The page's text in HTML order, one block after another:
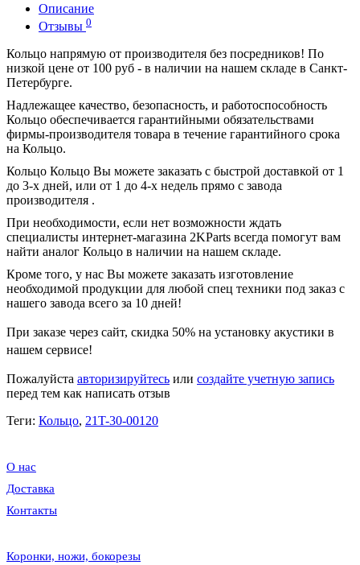
Описание
Отзывы 0
Кольцо напрямую от производителя без посредников! По
низкой цене от 100 руб - в наличии на нашем складе в Санкт-
Петербурге.
Надлежащее качество, безопасность, и работоспособность
Кольцо обеспечивается гарантийными обязательствами
фирмы-производителя товара в течение гарантийного срока
на Кольцо.
Кольцо Кольцо Вы можете заказать с быстрой доставкой от 1
до 3-х дней, или от 1 до 4-х недель прямо с завода
производителя .
При необходимости, если нет возможности ждать
специалисты интернет-магазина 2KParts всегда помогут вам
найти аналог Кольцо в наличии на нашем складе.
Кроме того, у нас Вы можете заказать изготовление
необходимой продукции для любой спец техники под заказ с
нашего завода всего за 10 дней!
При заказе через сайт, скидка 50% на установку акустики в
нашем сервисе!
Пожалуйста авторизируйтесь или создайте учетную запись
перед тем как написать отзыв
Теги: Кольцо, 21T-30-00120
О нас
Доставка
Контакты
Коронки, ножи, бокорезы